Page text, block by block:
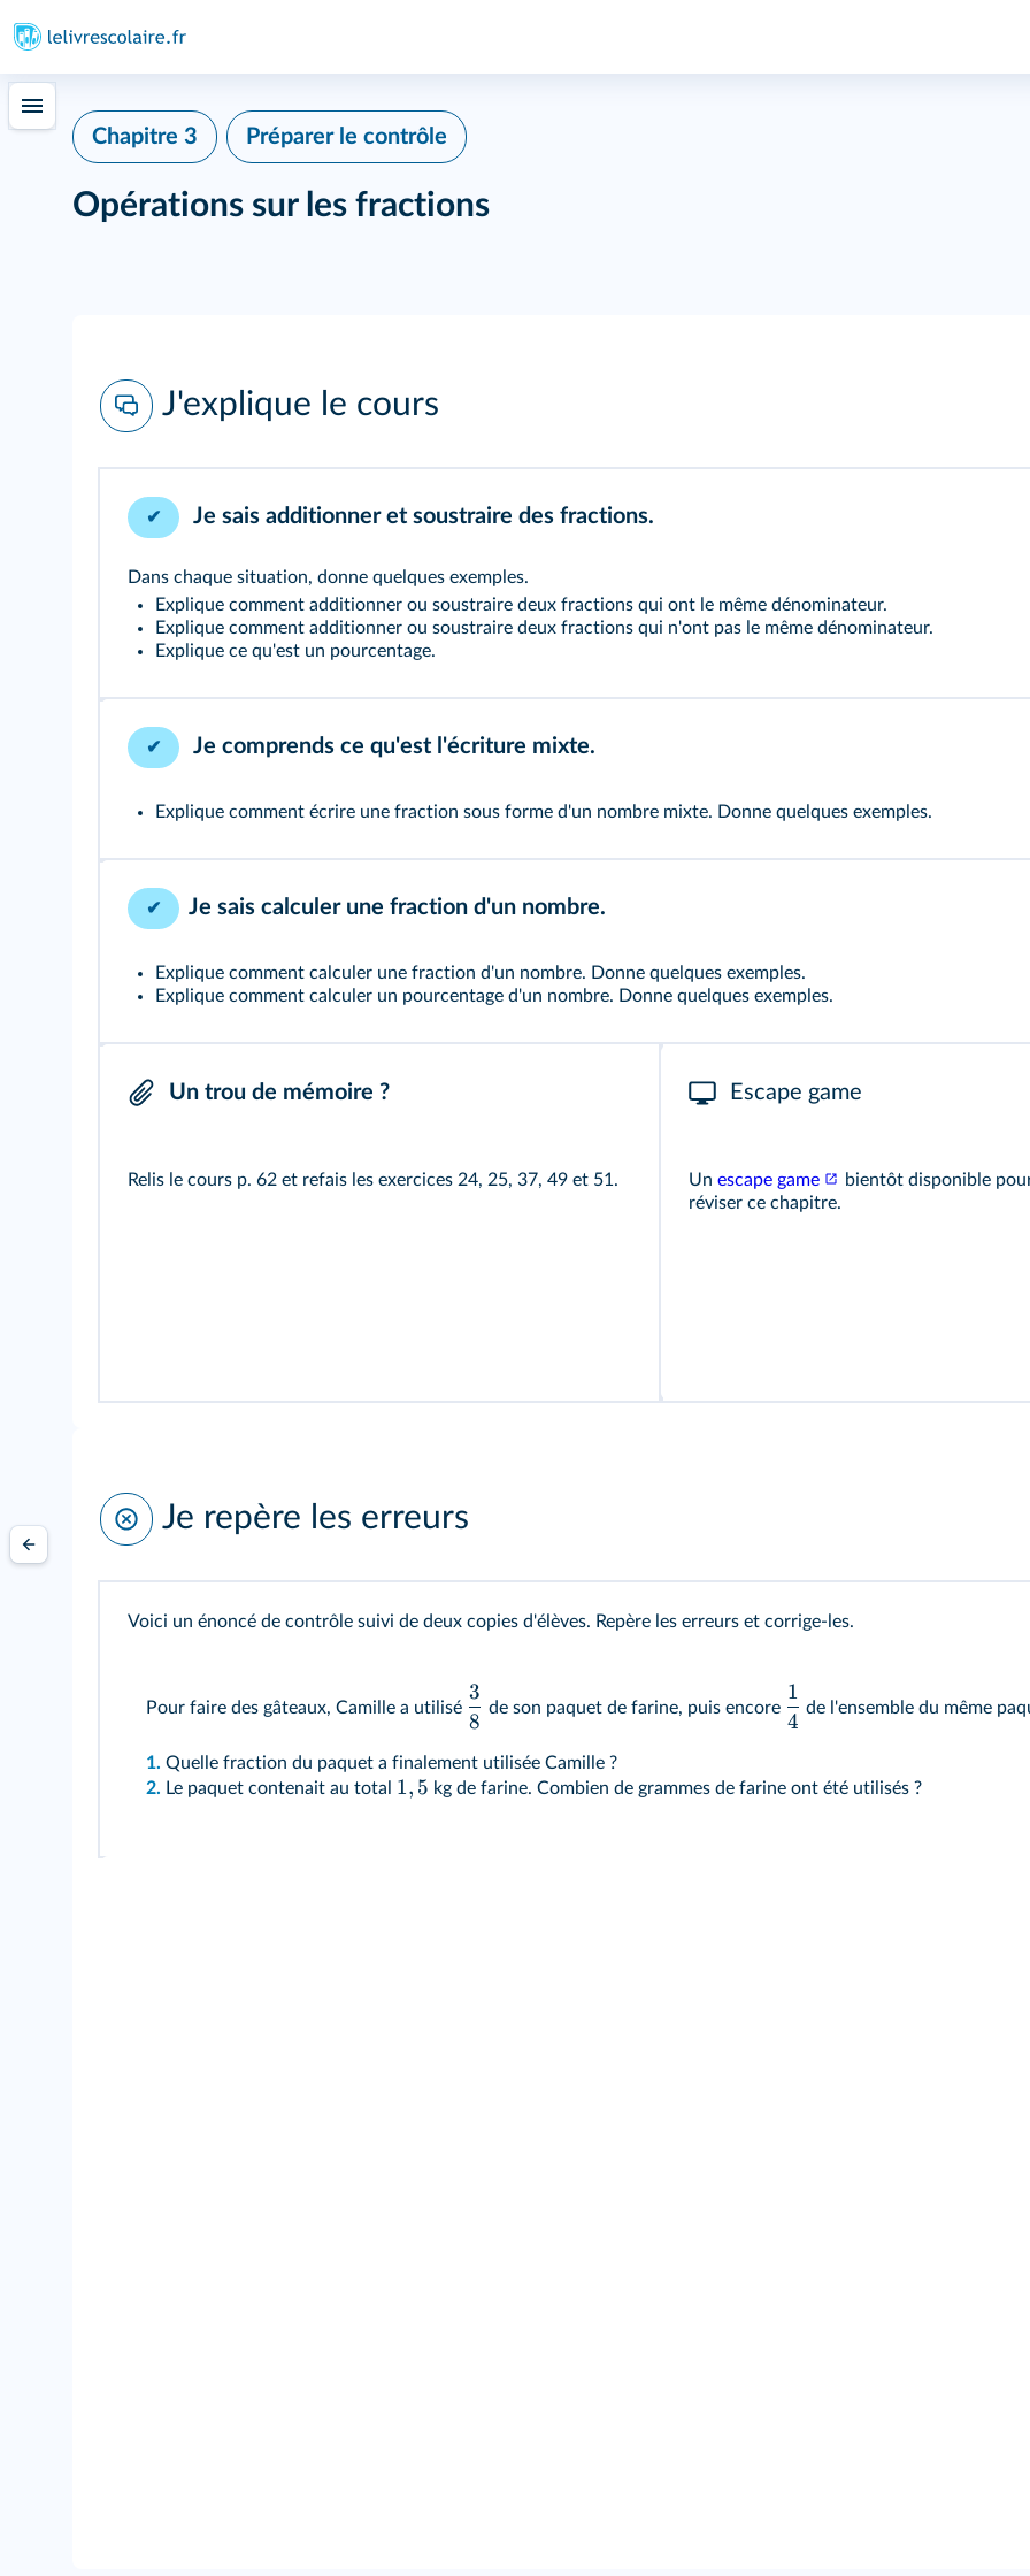
Chapitre 3 Préparer le contrôle
Opérations sur les fractions
J'explique le cours
✔ Je sais additionner et soustraire des fractions.
Dans chaque situation, donne quelques exemples.
Explique comment additionner ou soustraire deux fractions qui ont le même dénominateur.
Explique comment additionner ou soustraire deux fractions qui n'ont pas le même dénominateur.
Explique ce qu'est un pourcentage.
✔ Je comprends ce qu'est l'écriture mixte.
Explique comment écrire une fraction sous forme d'un nombre mixte. Donne quelques exemples.
✔ Je sais calculer une fraction d'un nombre.
Explique comment calculer une fraction d'un nombre. Donne quelques exemples.
Explique comment calculer un pourcentage d'un nombre. Donne quelques exemples.
Un trou de mémoire ?
Relis le cours p. 62 et refais les exercices 24, 25, 37, 49 et 51.
Escape game
Un escape game
bientôt disponible
réviser ce chapitre.
Je repère les erreurs
Voici un énoncé de contrôle suivi de deux copies d'élèves. Repère les erreurs et corrige-les.
Pour faire des gâteaux, Camille a utilisé
8
3
de son paquet de farine, puis encore
4
1
de l'ensemble du même
1. Quelle fraction du paquet a finalement utilisée Camille ?
2. Le paquet contenait au total 1, 5 kg de farine. Combien de grammes de farine ont été utilisés ?